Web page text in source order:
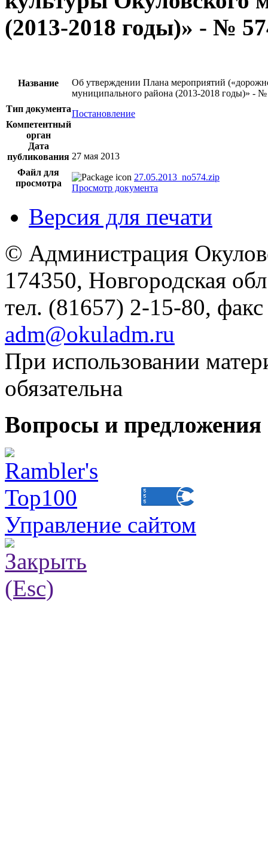
(2013-2018 годы)» - №
Название
Об утверждении Плана мероприятий
муниципального района (2013-2018 годы)» - №
Тип документаПостановление
Компетентный
орган
Дата
публикования 27 мая 2013
Файл для
просмотра
27.05.2013_no574.zip
Просмотр документа
Версия для печати
© Администрация
174350, Новгородская
тел. (81657) 2-15-80,
adm@okuladm.ru
При использовании
обязательна
Вопросы и
Управление сайтом